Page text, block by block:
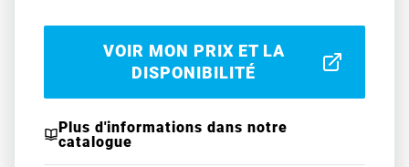
VOIR MON PRIX ET LA
DISPONIBILITÉ
Plus d'informations dans notre
catalogue